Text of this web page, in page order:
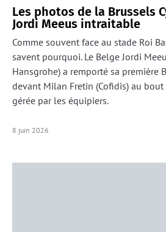
Les photos de la Brussels
Jordi Meeus intraitable
Comme souvent face au stade Roi
savent pourquoi. Le Belge Jordi
Hansgrohe) a remporté sa première
devant Milan Fretin (Cofidis) au
gérée par les équipiers.
8 juin 2026